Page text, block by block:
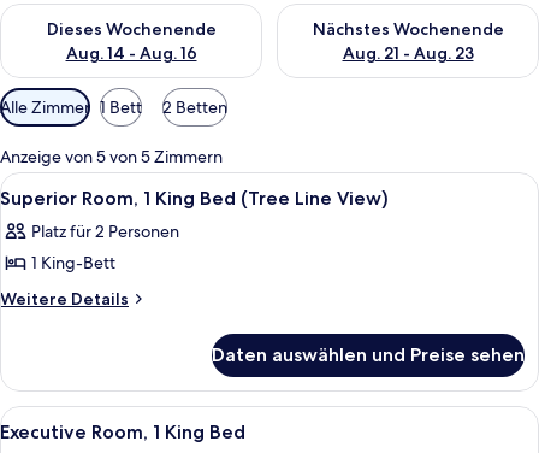
Dieses Wochenende
Aug. 14 - Aug. 16
Überprüfe die Verfügbarkeit für dieses Wochenende, Aug. 14
Nächstes Wochenende
Aug. 21 - Aug. 23
Überprüfe die Verfügbarkeit
Verfügbare
Filter
für
Zimmer
Alle Zimmer 1 Bett 2 Betten
Anzeige von 5 von 5 Zimmern
Alle
Fotos
für
Superior
Room,
Bed
(Tree
Line
Ein modernes Badezimmer mit
1
Superior Room, 1 King Bed (Tree Line View)
Platz für 2 Personen
1 King-Bett
Weitere Details
Weitere
Room,
King
Daten auswählen und Preise sehen
Alle
Fotos
Ein Hotelzimmer mit Bett,
3
Executive Room, 1 King Bed